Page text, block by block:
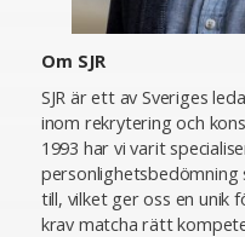
Om SJR
SJR är ett av Sveriges
inom rekrytering och
1993 har vi varit
till, vilket ger oss en unik
krav matcha rätt